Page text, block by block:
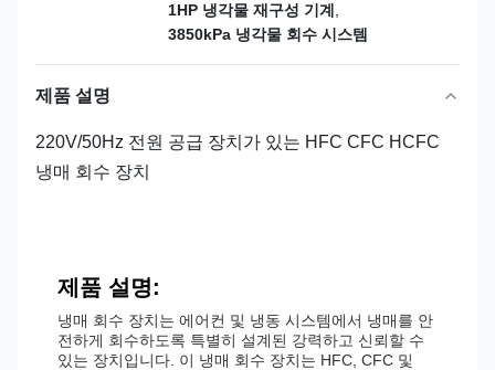
1HP 냉각물 재구성 기계
3850kPa 냉각물 회수 시스템
제품 설명
220V/50Hz 전원 공급 장치가 있는 HFC CFC HCFC
냉매 회수 장치
제품 설명:
냉매 회수 장치는 에어컨 및 냉동 시스템에서 냉매를 안
전하게 회수하도록 특별히 설계된 강력하고 신뢰할 수
있는 장치입니다. 이 냉매 회수 장치는 HFC, CFC 및